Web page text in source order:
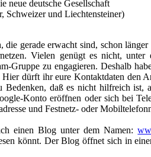
neue deutsche Gesellschaft
Schweizer und Liechtensteiner)
gerade erwacht sind, schon
Vielen genügt es nicht, unter
Gruppe zu engagieren. Deshalb
dürft ihr eure Kontaktdaten den
daß es nicht hilfreich ist,
Konto eröffnen oder sich bei
und Festnetz- oder
einen Blog unter dem Namen:
könnt. Der Blog öffnet sich in